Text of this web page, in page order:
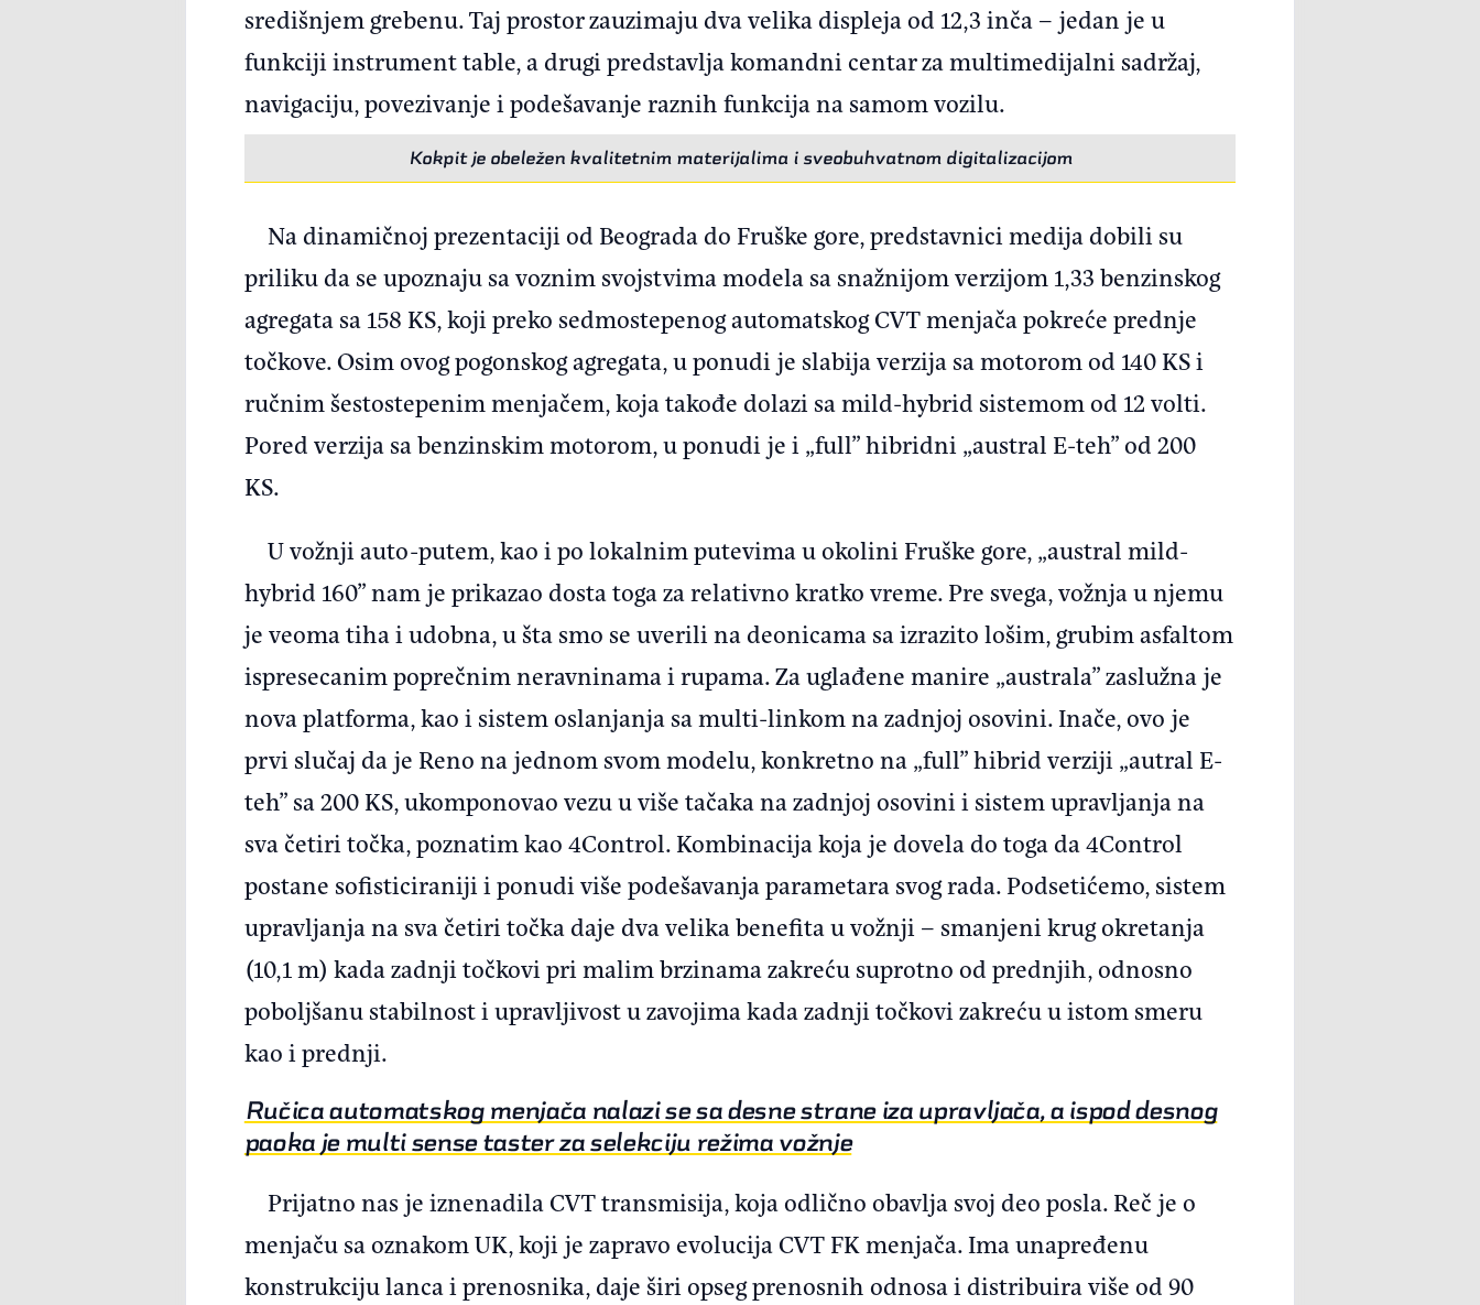
središnjem grebenu. Taj prostor zauzimaju dva velika displeja od 12,3 inča – jedan je u
funkciji instrument table, a drugi predstavlja komandni centar za multimedijalni sadržaj,
navigaciju, povezivanje i podešavanje raznih funkcija na samom vozilu.
Kokpit je obeležen kvalitetnim materijalima i sveobuhvatnom digitalizacijom
Na dinamičnoj prezentaciji od Beograda do Fruške gore, predstavnici medija dobili su
priliku da se upoznaju sa voznim svojstvima modela sa snažnijom verzijom 1,33 benzinskog
agregata sa 158 KS, koji preko sedmostepenog automatskog CVT menjača pokreće prednje
točkove. Osim ovog pogonskog agregata, u ponudi je slabija verzija sa motorom od 140 KS i
ručnim šestostepenim menjačem, koja takođe dolazi sa mild-hybrid sistemom od 12 volti.
Pored verzija sa benzinskim motorom, u ponudi je i „full” hibridni „austral E-teh” od 200
KS.
U vožnji auto-putem, kao i po lokalnim putevima u okolini Fruške gore, „austral mild-
hybrid 160” nam je prikazao dosta toga za relativno kratko vreme. Pre svega, vožnja u njemu
je veoma tiha i udobna, u šta smo se uverili na deonicama sa izrazito lošim, grubim asfaltom
ispresecanim poprečnim neravninama i rupama. Za uglađene manire „australa” zaslužna je
nova platforma, kao i sistem oslanjanja sa multi-linkom na zadnjoj osovini. Inače, ovo je
prvi slučaj da je Reno na jednom svom modelu, konkretno na „full” hibrid verziji „autral E-
teh” sa 200 KS, ukomponovao vezu u više tačaka na zadnjoj osovini i sistem upravljanja na
sva četiri točka, poznatim kao 4Control. Kombinacija koja je dovela do toga da 4Control
postane sofisticiraniji i ponudi više podešavanja parametara svog rada. Podsetićemo, sistem
upravljanja na sva četiri točka daje dva velika benefita u vožnji – smanjeni krug okretanja
(10,1 m) kada zadnji točkovi pri malim brzinama zakreću suprotno od prednjih, odnosno
poboljšanu stabilnost i upravljivost u zavojima kada zadnji točkovi zakreću u istom smeru
kao i prednji.
Ručica automatskog menjača nalazi se sa desne strane iza upravljača, a ispod desnog
paoka je multi sense taster za selekciju režima vožnje
Prijatno nas je iznenadila CVT transmisija, koja odlično obavlja svoj deo posla. Reč je o
menjaču sa oznakom UK, koji je zapravo evolucija CVT FK menjača. Ima unapređenu
konstrukciju lanca i prenosnika, daje širi opseg prenosnih odnosa i distribuira više od 90